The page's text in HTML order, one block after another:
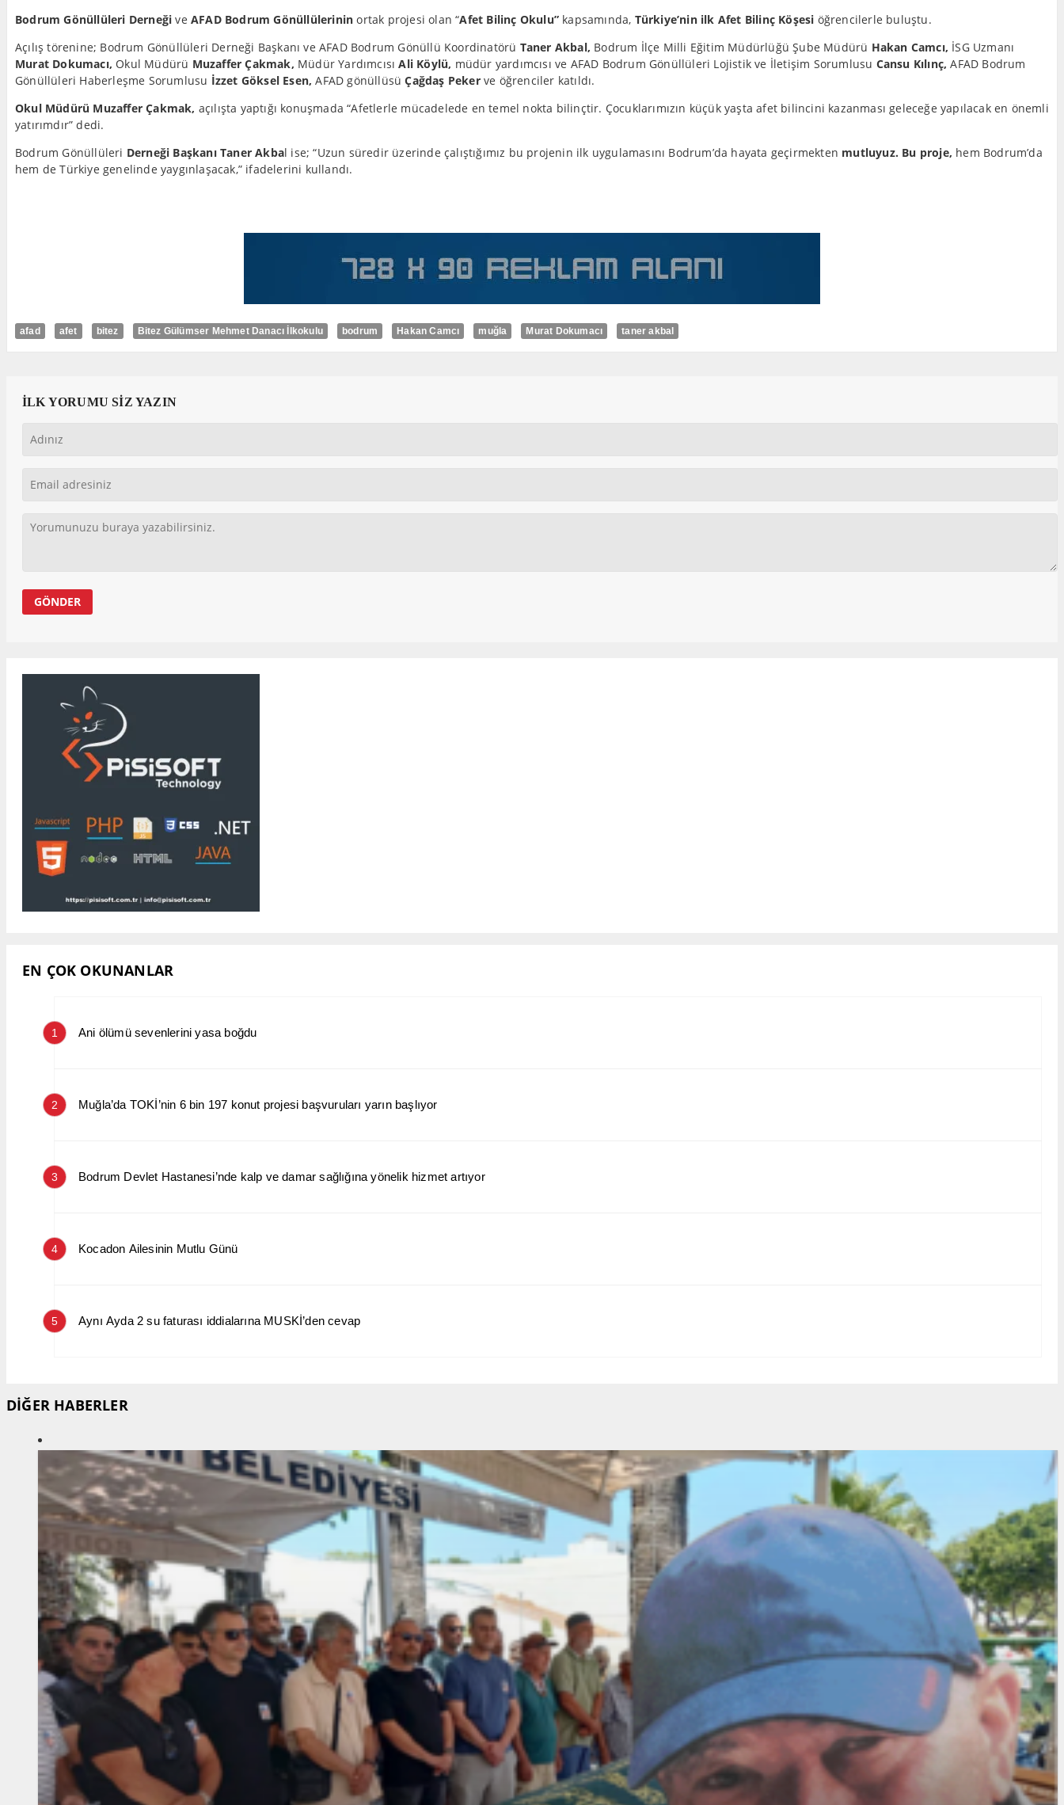
Bodrum Gönüllüleri Derneği veAFAD Bodrum Gönüllülerinin ortak projesi olan “Afet Bilinç Okulu” kapsamında, Türkiye’nin ilk Afet Bilinç Köşesi öğrencilerle buluştu.
Açılış törenine; Bodrum Gönüllüleri Derneği Başkanı ve AFAD Bodrum Gönüllü Koordinatörü Taner Akbal, Bodrum İlçe Milli Eğitim Müdürlüğü Şube Müdürü Hakan Camcı, İSG Uzmanı
Murat Dokumacı, Okul Müdürü Muzaffer Çakmak, Müdür YardımcısıAli Köylü, müdür yardımcısı ve AFAD Bodrum Gönüllüleri Lojistik ve İletişim Sorumlusu Cansu Kılınç, AFAD Bodrum
Gönüllüleri Haberleşme Sorumlusu İzzet Göksel Esen, AFAD gönüllüsüÇağdaş Pekerve öğrenciler katıldı.
Okul Müdürü Muzaffer Çakmak, açılışta yaptığı konuşmada “Afetlerle mücadelede en temel nokta bilinçtir. Çocuklarımızın küçük yaşta afet bilincini kazanması geleceğe yapılacak en önemli
yatırımdır” dedi.
Bodrum Gönüllüleri Derneği Başkanı Taner Akbal ise; “Uzun süredir üzerinde çalıştığımız bu projenin ilk uygulamasını Bodrum’da hayata geçirmekten mutluyuz. Bu proje, hem Bodrum’da
hem de Türkiye genelinde yaygınlaşacak,” ifadelerini kullandı.
afad afet bitez Bitez Gülümser Mehmet Danacı İlkokulu bodrum Hakan Camcı muğla Murat Dokumacı taner akbal
İLK YORUMU SİZ YAZIN
EN ÇOK OKUNANLAR
1 Ani ölümü sevenlerini yasa boğdu
2 Muğla’da TOKİ’nin 6 bin 197 konut projesi başvuruları yarın başlıyor
3 Bodrum Devlet Hastanesi’nde kalp ve damar sağlığına yönelik hizmet artıyor
4 Kocadon Ailesinin Mutlu Günü
5 Aynı Ayda 2 su faturası iddialarına MUSKİ’den cevap
DİĞER HABERLER